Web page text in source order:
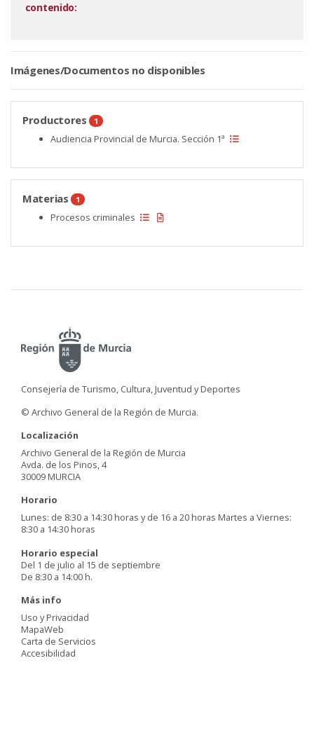
contenido:
Imágenes/Documentos no disponibles
Productores 1
Audiencia Provincial de Murcia. Sección 1ª
Materias 1
Procesos criminales
Consejería de Turismo, Cultura, Juventud y Deportes
© Archivo General de la Región de Murcia.
Localización
Archivo General de la Región de Murcia
Avda. de los Pinos, 4
30009 MURCIA
Horario
Lunes: de 8:30 a 14:30 horas y de 16 a 20 horas Martes a Viernes:
8:30 a 14:30 horas
Horario especial
Del 1 de julio al 15 de septiembre
De 8:30 a 14:00 h.
Más info
Uso y Privacidad
MapaWeb
Carta de Servicios
Accesibilidad